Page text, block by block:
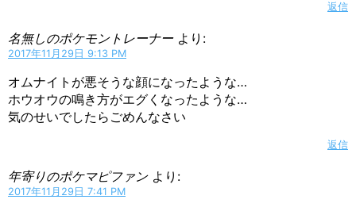
返信
名無しのポケモントレーナー より:
2017年11月29日 9:13 PM
オムナイトが悪そうな顔になったような…
ホウオウの鳴き方がエグくなったような…
気のせいでしたらごめんなさい
返信
年寄りのポケマピファン より:
2017年11月29日 7:41 PM